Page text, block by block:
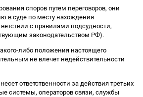
споров путем переговоров, они
в суде по месту нахождения
с правилами подсудности,
законодательством РФ).
либо положения настоящего
не влечет недействительности
ответственности за действия третьих
системы, операторов связи, службы